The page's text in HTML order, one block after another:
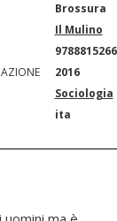
Brossura
Il Mulino
2016
Sociologia
ita